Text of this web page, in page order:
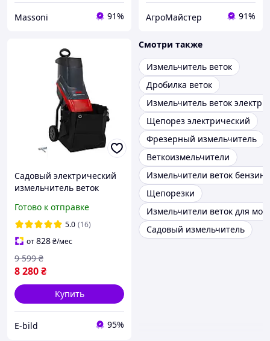
Massoni 91% АгроМайстер 91%
Садовый электрический
измельчитель веток
MH 2500 : 2.5 кВт
Готово к отправке
5.0 (16)
от828₴/мес
8 280₴
9 599 ₴
Купить
E-bild 95%
Смотри также
Измельчитель веток
Дробилка веток
Измельчитель веток
Щепорез электрический
Фрезерный измельчитель
Веткоизмельчители
Измельчители веток
Щепорезки
Измельчители веток для
Садовый измельчитель